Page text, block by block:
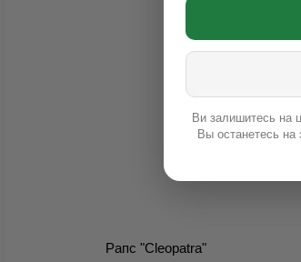
Рапс "Cleopatra"
Ви залишитесь на
Вы останетесь на